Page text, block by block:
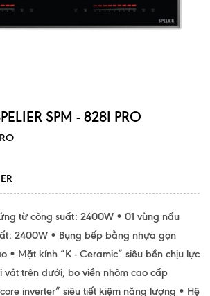
SPM - 828I PRO
từ công suất: 2400W • 01 vùng nấu
2400W • Bụng bếp bằng nhựa gọn
• Mặt kính “K - Ceramic” siêu bền chịu lực
vát trên dưới, bo viền nhôm cao cấp
inverter” siêu tiết kiệm năng lượng • Hệ